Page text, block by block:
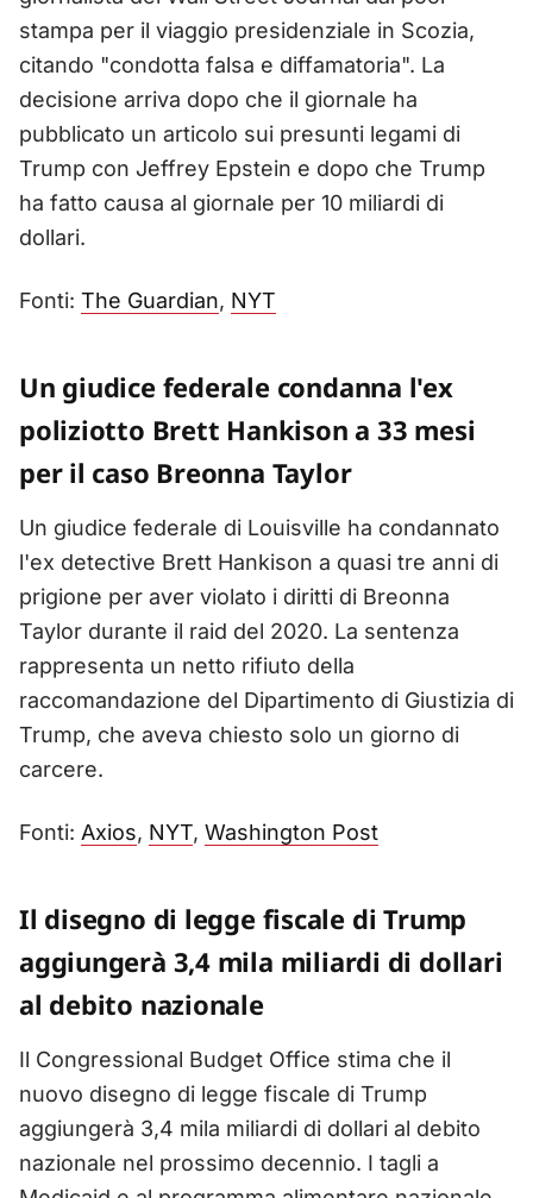
stampa per il viaggio presidenziale in Scozia,
citando "condotta falsa e diffamatoria". La
decisione arriva dopo che il giornale ha
pubblicato un articolo sui presunti legami di
Trump con Jeffrey Epstein e dopo che Trump
ha fatto causa al giornale per 10 miliardi di
dollari.
Fonti: The Guardian, NYT
Un giudice federale condanna l'ex
poliziotto Brett Hankison a 33 mesi
per il caso Breonna Taylor
Un giudice federale di Louisville ha condannato
l'ex detective Brett Hankison a quasi tre anni di
prigione per aver violato i diritti di Breonna
Taylor durante il raid del 2020. La sentenza
rappresenta un netto rifiuto della
raccomandazione del Dipartimento di Giustizia di
Trump, che aveva chiesto solo un giorno di
carcere.
Fonti: Axios, NYT, Washington Post
Il disegno di legge fiscale di Trump
aggiungerà 3,4 mila miliardi di dollari
al debito nazionale
Il Congressional Budget Office stima che il
nuovo disegno di legge fiscale di Trump
aggiungerà 3,4 mila miliardi di dollari al debito
nazionale nel prossimo decennio. I tagli a